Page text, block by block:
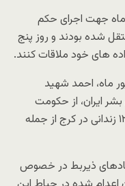
جهت اجرای حکم
شده بودند و روز پنج
های خود ملاقات کنند.
ماه، احمد شهید
ایران، از حکومت
ایران خواسته بود فورا اجرای حکم اعدام ۱۲ زندانی در کرج از جمله
ذیربط در خصوص